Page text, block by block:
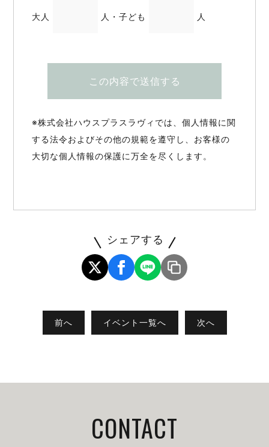
大人 人・子ども 人
この内容で送信する
※株式会社ハウスプラスラヴィでは、個人情報に関
する法令およびその他の規範を遵守し、お客様の
大切な個人情報の保護に万全を尽くします。
シェアする
前へ イベント一覧へ 次へ
CONTACT